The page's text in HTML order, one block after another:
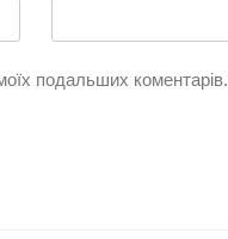
подальших коментарів.